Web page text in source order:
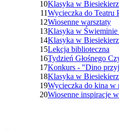
10Klasyka w
11Wycieczka do Teatru
12Wiosenne warsztaty
13Klasyka w Świeminie
14Klasyka w
15Lekcja biblioteczna
16Tydzień Głośnego
17Konkurs - "Dino
18Klasyka w
19Wycieczka do kina w
20Wiosenne inspiracje